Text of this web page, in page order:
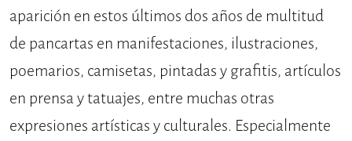
aparición en estos últimos dos años de multitud
de pancartas en manifesta­ciones, ilustraciones,
poemarios, cami­setas, pintadas y grafitis, artículos
en prensa y tatuajes, entre muchas otras
expresiones artísticas y culturales. Es­pecialmente